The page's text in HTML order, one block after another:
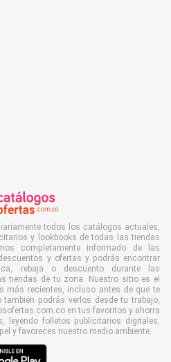
todos los catálogos actuales,
y lookbooks de todas las tiendas
completamente informado de las
y ofertas y podrás encontrar
rebaja o descuento durante las
tiendas de tu zona. Nuestro sitio es el
más recientes, incluso antes de que te
también podrás verlos desde tu trabajo,
en tus favoritos y ahorra
leyendo folletos publicitarios digitales,
y favoreces nuestro medio ambiente.